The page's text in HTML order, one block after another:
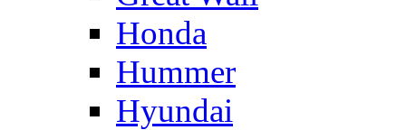
Honda
Hummer
Hyundai